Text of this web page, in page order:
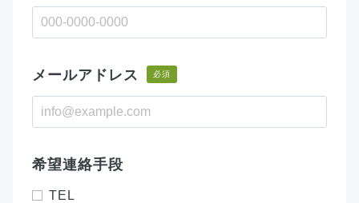
メールアドレス 必須
希望連絡手段
TEL